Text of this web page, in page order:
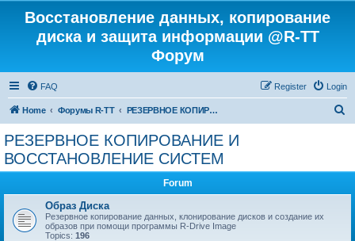
Восстановление данных, копирование
диска и защита информации @R-TT
Форум
FAQ Login
Register
Home Форумы R-TT РЕЗЕРВНОЕ КОПИРОВАНИЕ И ВОССТАНОВЛЕНИЕ СИСТЕМ
РЕЗЕРВНОЕ КОПИРОВАНИЕ И
ВОССТАНОВЛЕНИЕ СИСТЕМ
Forum
Образ Диска
Резервное копирование данных, клонирование дисков и создание их
образов при помощи программы R-Drive Image
Topics: 196